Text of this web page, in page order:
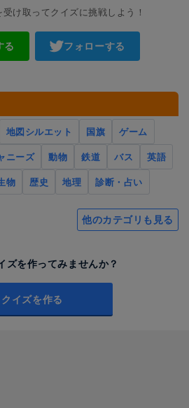
け取ってクイズに挑戦しよう！
る フォローする
地図シルエット 国旗
ゲーム
ニーズ 動物 鉄道 バス
英語
物 歴史 地理 診断・占い
他のカテゴリも見る
ズを作ってみませんか？
クイズを作る